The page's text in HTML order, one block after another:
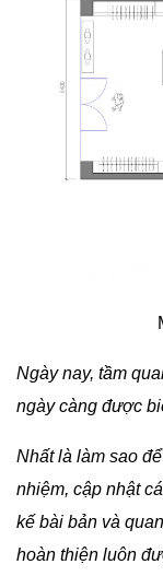
Ngày nay, tầm
ngày càng được
Nhất là làm sao
nhiệm, cập nhật
kế bài bản và
hoàn thiện luôn